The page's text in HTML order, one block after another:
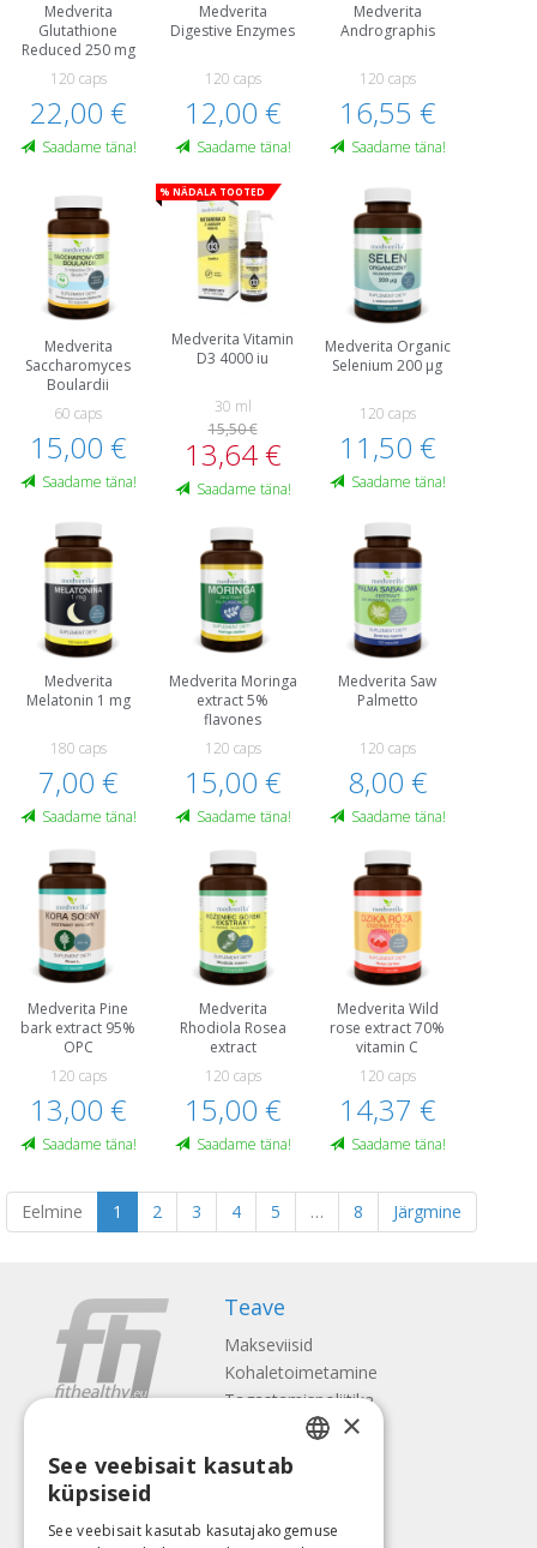
Medverita
Glutathione
Reduced 250 mg
120 caps
22,00 €
Saadame täna!
Medverita
Digestive Enzymes
120 caps
12,00 €
Saadame täna!
Medverita
Andrographis
120 caps
16,55 €
Saadame täna!
Medverita
Saccharomyces
Boulardii
60 caps
15,00 €
Saadame täna!
% Nädala tooted
Medverita Vitamin
D3 4000 iu
30 ml
15,50 €
13,64 €
Saadame täna!
Medverita Organic
Selenium 200 µg
120 caps
11,50 €
Saadame täna!
Medverita
Melatonin 1 mg
180 caps
7,00 €
Saadame täna!
Medverita Moringa
extract 5%
flavones
120 caps
15,00 €
Saadame täna!
Medverita Saw
Palmetto
120 caps
8,00 €
Saadame täna!
Medverita Pine
bark extract 95%
OPC
120 caps
13,00 €
Saadame täna!
Medverita
Rhodiola Rosea
extract
120 caps
15,00 €
Saadame täna!
Medverita Wild
rose extract 70%
vitamin C
120 caps
14,37 €
Saadame täna!
Eelmine 1 2 3 4 5 … 8 Järgmine
Teave
Makseviisid
Kohaletoimetamine
Tagastamispoliitika
Kontaktid
Privaatsuspoliitika
LATVIAN
×
See veebisait kasutab
küpsiseid
See veebisait kasutab kasutajakogemuse